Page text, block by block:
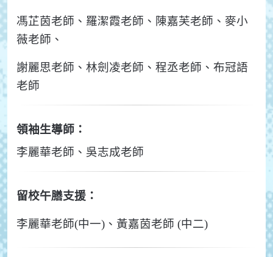
馮芷茵老師、羅潔霞老師、陳嘉芙老師、麥小
薇老師、
謝麗思老師、林劍凌老師、程丞老師、布冠語
老師
領袖生導師：
李麗華老師、吳志成老師
留校午膳支援：
李麗華老師(中一)、黃嘉茵老師 (中二)